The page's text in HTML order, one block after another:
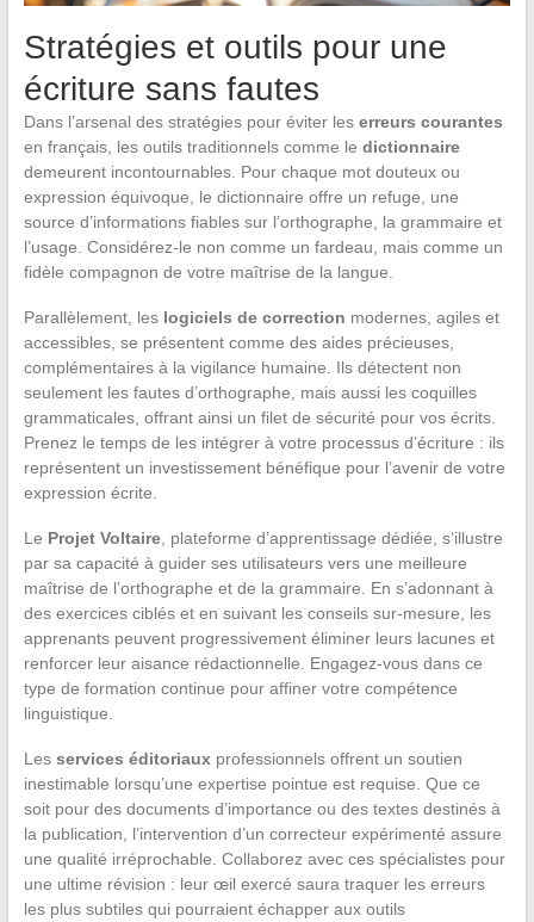
Stratégies et outils pour une
écriture sans fautes
Dans l’arsenal des stratégies pour éviter les erreurs courantes
en français, les outils traditionnels comme le dictionnaire
demeurent incontournables. Pour chaque mot douteux ou
expression équivoque, le dictionnaire offre un refuge, une
source d’informations fiables sur l’orthographe, la grammaire et
l’usage. Considérez-le non comme un fardeau, mais comme un
fidèle compagnon de votre maîtrise de la langue.
Parallèlement, les logiciels de correction modernes, agiles et
accessibles, se présentent comme des aides précieuses,
complémentaires à la vigilance humaine. Ils détectent non
seulement les fautes d’orthographe, mais aussi les coquilles
grammaticales, offrant ainsi un filet de sécurité pour vos écrits.
Prenez le temps de les intégrer à votre processus d’écriture : ils
représentent un investissement bénéfique pour l’avenir de votre
expression écrite.
Le Projet Voltaire, plateforme d’apprentissage dédiée, s’illustre
par sa capacité à guider ses utilisateurs vers une meilleure
maîtrise de l’orthographe et de la grammaire. En s’adonnant à
des exercices ciblés et en suivant les conseils sur-mesure, les
apprenants peuvent progressivement éliminer leurs lacunes et
renforcer leur aisance rédactionnelle. Engagez-vous dans ce
type de formation continue pour affiner votre compétence
linguistique.
Les services éditoriauxprofessionnels offrent un soutien
inestimable lorsqu’une expertise pointue est requise. Que ce
soit pour des documents d’importance ou des textes destinés à
la publication, l’intervention d’un correcteur expérimenté assure
une qualité irréprochable. Collaborez avec ces spécialistes pour
une ultime révision : leur œil exercé saura traquer les erreurs
les plus subtiles qui pourraient échapper aux outils